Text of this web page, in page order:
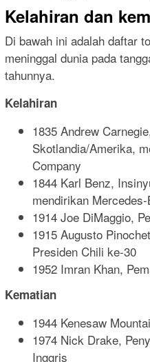
Kelahiran dan
Di bawah ini adalah daftar
meninggal dunia pada
tahunnya.
Kelahiran
1835 Andrew
Skotlandia/Amerika,
Company
1844 Karl Benz,
mendirikan Mercedes-
1914 Joe DiMaggio,
1915 Augusto
Presiden Chili ke-30
1952 Imran Khan,
Kematian
1944 Kenesaw
1974 Nick Drake,
Inggris